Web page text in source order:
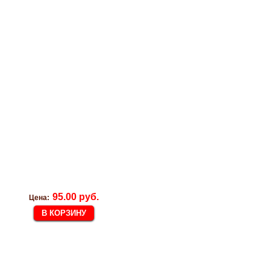
Цена: 95.00 руб.